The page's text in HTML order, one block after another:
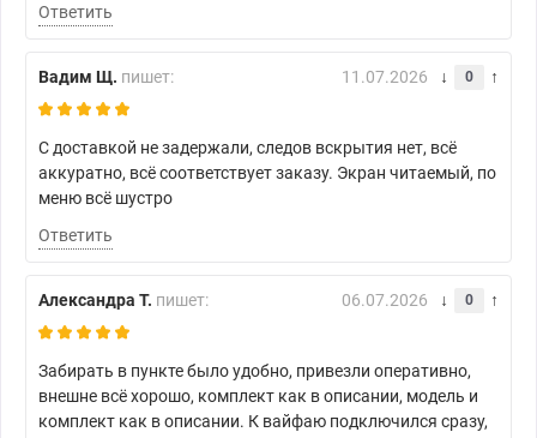
Ответить
Вадим Щ. пишет: 11.07.2026 0
С доставкой не задержали, следов вскрытия нет, всё
аккуратно, всё соответствует заказу. Экран читаемый, по
меню всё шустро
Ответить
Александра Т. пишет: 06.07.2026 0
Забирать в пункте было удобно, привезли оперативно,
внешне всё хорошо, комплект как в описании, модель и
комплект как в описании. К вайфаю подключился сразу,